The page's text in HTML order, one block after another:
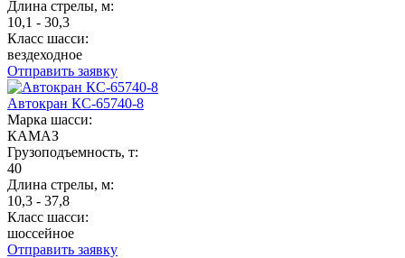
Длина стрелы, м:
10,1 - 30,3
Класс шасси:
вездеходное
Отправить заявку
Автокран КС-65740-8
Марка шасси:
КАМАЗ
Грузоподъемность, т:
40
Длина стрелы, м:
10,3 - 37,8
Класс шасси:
шоссейное
Отправить заявку